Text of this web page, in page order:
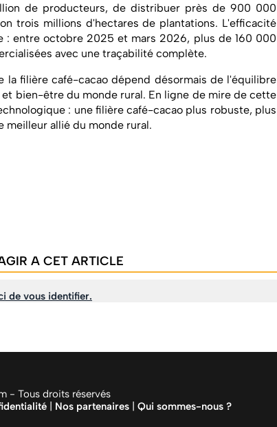
de producteurs, de distribuer près de 900 000
trois millions d'hectares de plantations. L'efficacité
: entre octobre 2025 et mars 2026, plus de 160 000
avec une traçabilité complète.
la filière café-cacao dépend désormais de l'équilibre
bien-être du monde rural. En ligne de mire de cette
: une filière café-cacao plus robuste, plus
meilleur allié du monde rural.
A CET ARTICLE
de vous identifier.
- Tous droits réservés
Nos partenaires Qui sommes-nous ?